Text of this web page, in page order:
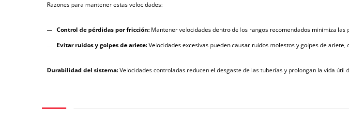
Razones para mantener estas velocidades:
Control de pérdidas por fricción: Mantener velocidades dentro de los rangos recomendados minimiza
Evitar ruidos y golpes de ariete:Velocidades excesivas pueden causar ruidos molestos y golpes de
Durabilidad del sistema:Velocidades controladas reducen el desgaste de las tuberías y prolongan la vida útil